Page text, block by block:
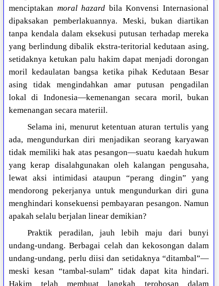
menciptakan moral hazard bila Konvensi Internasional
dipaksakan pemberlakuannya. Meski, bukan diartikan
tanpa kendala dalam eksekusi putusan terhadap mereka
yang berlindung dibalik ekstra-teritorial kedutaan asing,
setidaknya ketukan palu hakim dapat menjadi dorongan
moril kedaulatan bangsa ketika pihak Kedutaan Besar
asing tidak mengindahkan amar putusan pengadilan
lokal di Indonesia—kemenangan secara moril, bukan
kemenangan secara materiil.
Selama ini, menurut ketentuan aturan tertulis yang
ada, mengundurkan diri menjadikan seorang karyawan
tidak memiliki hak atas pesangon—suatu kaedah hukum
yang kerap disalahgunakan oleh kalangan pengusaha,
lewat aksi intimidasi ataupun “perang dingin” yang
mendorong pekerjanya untuk mengundurkan diri guna
menghindari konsekuensi pembayaran pesangon. Namun
apakah selalu berjalan linear demikian?
Praktik peradilan, jauh lebih maju dari bunyi
undang-undang. Berbagai celah dan kekosongan dalam
undang-undang, perlu diisi dan setidaknya “ditambal”—
meski kesan “tambal-sulam” tidak dapat kita hindari.
Hakim telah membuat langkah terobosan dalam